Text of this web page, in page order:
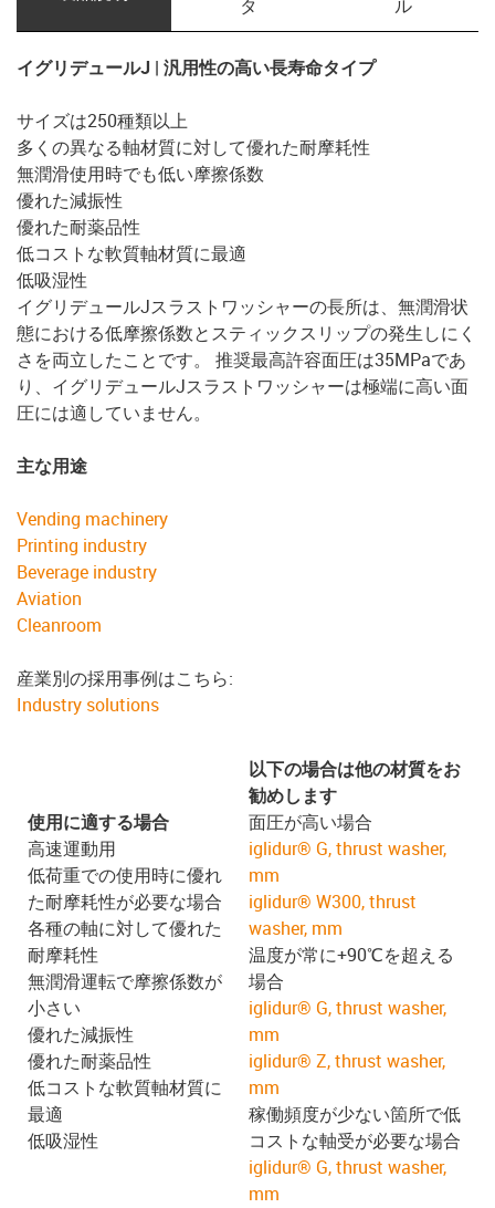
タ
ル
イグリデュールJ | 汎用性の高い長寿命タイプ
サイズは250種類以上
多くの異なる軸材質に対して優れた耐摩耗性
無潤滑使用時でも低い摩擦係数
優れた減振性
優れた耐薬品性
低コストな軟質軸材質に最適
低吸湿性
イグリデュールJスラストワッシャーの長所は、無潤滑状
態における低摩擦係数とスティックスリップの発生しにく
さを両立したことです。 推奨最高許容面圧は35MPaであ
り、イグリデュールJスラストワッシャーは極端に高い面
圧には適していません。
主な用途
Vending machinery
Printing industry
Beverage industry
Aviation
Cleanroom
産業別の採用事例はこちら:
Industry solutions
使用に適する場合
高速運動用
低荷重での使用時に優れ
た耐摩耗性が必要な場合
各種の軸に対して優れた
耐摩耗性
無潤滑運転で摩擦係数が
小さい
優れた減振性
優れた耐薬品性
低コストな軟質軸材質に
最適
低吸湿性
以下の場合は他の材質をお
勧めします
面圧が高い場合
iglidur® G, thrust washer,
mm
iglidur® W300, thrust
washer, mm
温度が常に+90℃を超える
場合
iglidur® G, thrust washer,
mm
iglidur® Z, thrust washer,
mm
稼働頻度が少ない箇所で低
コストな軸受が必要な場合
iglidur® G, thrust washer,
mm